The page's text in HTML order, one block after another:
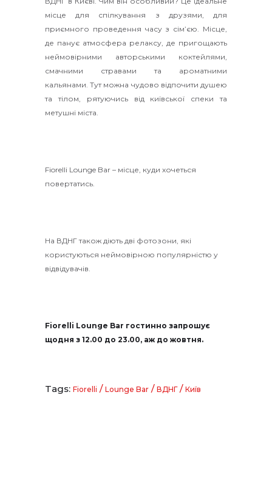
місце для спілкування з друзями, для
приємного проведення часу з сім’єю. Місце,
де панує атмосфера релаксу, де пригощають
неймовірними авторськими коктейлями,
смачними стравами та ароматними
кальянами. Тут можна чудово відпочити душею
та тілом, рятуючись від київської спеки та
метушні міста.
Fiorelli Lounge Bar – місце, куди хочеться
повертатись.
На ВДНГ також діють дві фотозони, які
користуються неймовірною популярністю у
відвідувачів.
Fiorelli Lounge Bar гостинно запрошує
щодня з 12.00 до 23.00, аж до жовтня.
Tags: Fiorelli / Lounge Bar / ВДНГ/ Київ